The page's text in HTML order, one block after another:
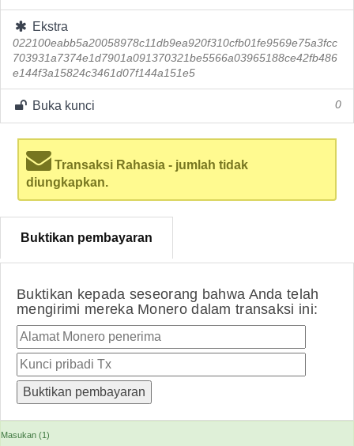
Ekstra
022100eabb5a20058978c11db9ea920f310cfb01fe9569e75a3fcc
703931a7374e1d7901a091370321be5566a03965188ce42fb486
e144f3a15824c3461d07f144a151e5
Buka kunci 0
Transaksi Rahasia - jumlah tidak
diungkapkan.
Buktikan pembayaran
Buktikan kepada seseorang bahwa Anda telah
mengirimi mereka Monero dalam transaksi ini:
Masukan (1)